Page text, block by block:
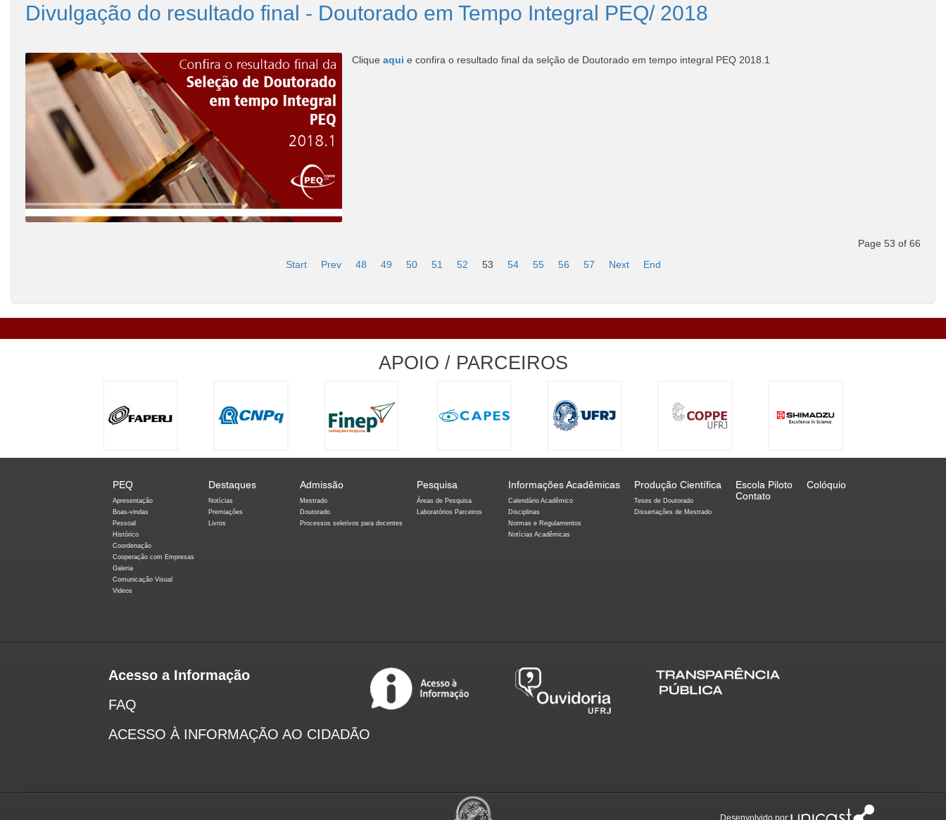
Divulgação do resultado final - Doutorado em Tempo Integral PEQ/ 2018
Clique aqui e confira o resultado final da selção de Doutorado em tempo integral PEQ 2018.1
Page 53 of 66
Start
Prev 48 49 50 51 52 53 54 55 56 57 Next End
APOIO / PARCEIROS
PEQ
Apresentação
Boas-vindas
Pessoal
Histórico
Coordenação
Cooperação com Empresas
Galeria
Comunicação Visual
Videos
Destaques
Notícias
Premiações
Livros
Admissão
Mestrado
Doutorado
Processos seletivos para docentes
Pesquisa
Áreas de Pesquisa
Laboratórios Parceiros
Informações Acadêmicas
Calendário Acadêmico
Disciplinas
Normas e Regulamentos
Notícias Acadêmicas
Produção Científica
Teses de Doutorado
Dissertações de Mestrado
Escola Piloto
Colóquio
Contato
Acesso a Informação
FAQ
ACESSO À INFORMAÇÃO AO CIDADÃO
Desenvolvido por: